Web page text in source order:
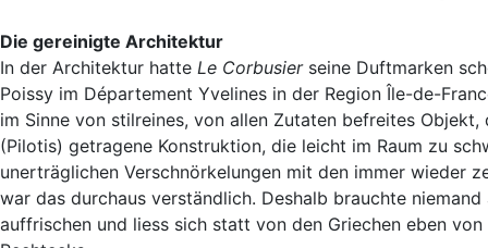
Die gereinigte Architektur
In der Architektur hatte Le Corbusierseine Duftmarken
Poissy im Département Yvelines in der Region Île-de-
im Sinne von stilreines, von allen Zutaten befreites
(Pilotis) getragene Konstruktion, die leicht im Raum zu
unerträglichen Verschnörkelungen mit den immer wieder
war das durchaus verständlich. Deshalb brauchte
auffrischen und liess sich statt von den Griechen eben